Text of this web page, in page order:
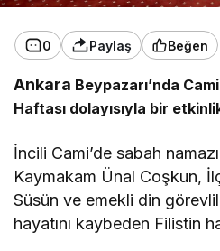
0 Paylaş Beğen
Ankara Beypazarı’nda
Haftası dolayısıyla bir
İncili Cami’de sabah
Kaymakam Ünal Coşkun,
Süsün ve emekli din
hayatını kaybeden Filistin